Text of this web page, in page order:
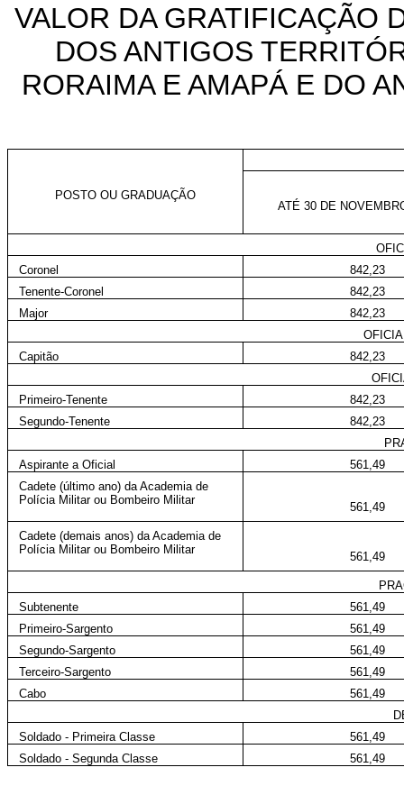
VALOR DA GRATIFICAÇÃO
DOS ANTIGOS
RORAIMA E AMAPÁ E DO
POSTO OU GRADUAÇÃO
ATÉ 30 DE
Coronel
842,23
Tenente-Coronel
842,23
Major
842,23
Capitão
842,23
Primeiro-Tenente
842,23
Segundo-Tenente
842,23
Aspirante a Oficial
561,49
Cadete (último ano) da Academia de
Polícia Militar ou Bombeiro Militar
561,49
Cadete (demais anos) da Academia de
Polícia Militar ou Bombeiro Militar
561,49
Subtenente
561,49
Primeiro-Sargento
561,49
Segundo-Sargento
561,49
Terceiro-Sargento
561,49
Cabo
561,49
Soldado - Primeira Classe
561,49
Soldado - Segunda Classe
561,49